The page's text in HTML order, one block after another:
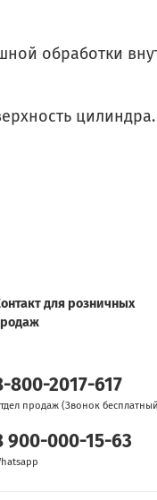
обработки
цилиндра.
для розничных
800-2017-617
продаж (Звонок
900-000-15-63